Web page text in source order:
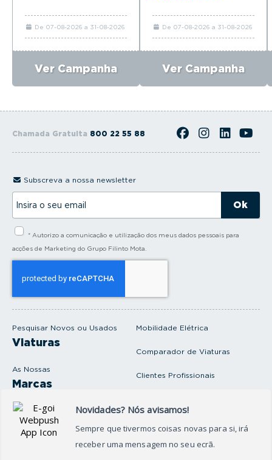
De 07-08-2026 a 31-08-2026
Ver Campanha
De 07-08-2026 a 31-08-2026
Ver Campanha
Chamada Gratuita 800 22 55 88
Pesquisar Novos ou Usados
Viaturas
As Nossas
Marcas
Produtos e serviços
Oficina
Mobilidade Elétrica
Comparador de Viaturas
Clientes Profissionais
Seguros Protector
Subscreva a nossa newsletter
s
* Autorizo a comunicação e utilização dos meus dados pessoais para
acções de Marketing do Grupo Filinto Mota.